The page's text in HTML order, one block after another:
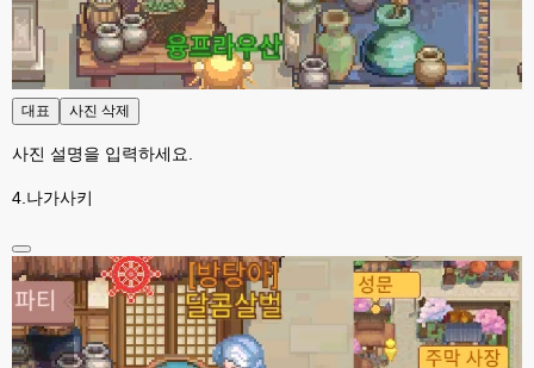
대표 사진 삭제
사진 설명을 입력하세요.
4.나가사키